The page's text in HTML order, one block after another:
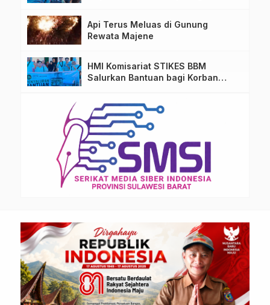
Api Terus Meluas di Gunung
Rewata Majene
HMI Komisariat STIKES BBM
Salurkan Bantuan bagi Korban